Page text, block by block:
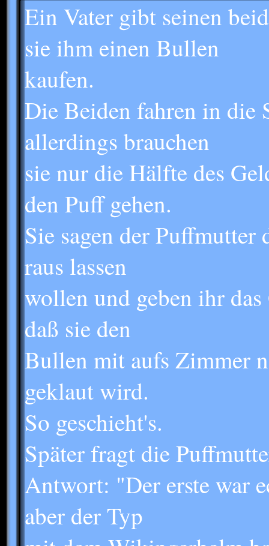
Ein Vater gibt seinen
sie ihm einen Bullen
kaufen.
Die Beiden fahren in die
allerdings brauchen
sie nur die Hälfte des
den Puff gehen.
Sie sagen der
raus lassen
wollen und geben ihr
daß sie den
Bullen mit aufs Zimmer
geklaut wird.
So geschieht's.
Später fragt die
Antwort: "Der erste war
aber der Typ